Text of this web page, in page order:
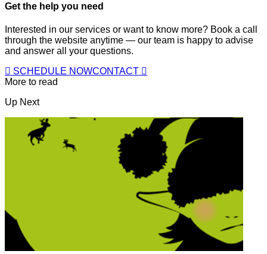
Get the help you need
Interested in our services or want to know more? Book a call
through the website anytime — our team is happy to advise
and answer all your questions.
SCHEDULE NOWCONTACT
More to read
Up Next